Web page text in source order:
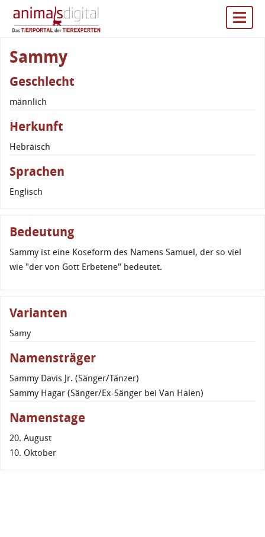
Sammy
Geschlecht
männlich
Herkunft
Hebräisch
Sprachen
Englisch
Bedeutung
Sammy ist eine Koseform des Namens Samuel, der so viel
wie "der von Gott Erbetene" bedeutet.
Varianten
Samy
Namensträger
Sammy Davis Jr. (Sänger/Tänzer)
Sammy Hagar (Sänger/Ex-Sänger bei Van Halen)
Namenstage
20. August
10. Oktober